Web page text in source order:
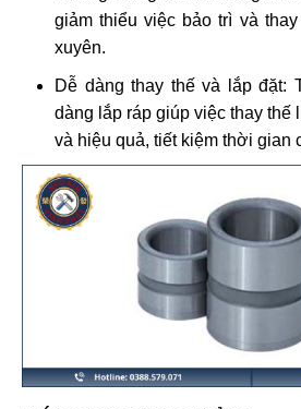
giảm thiểu việc bảo trì và
xuyên.
Dễ dàng thay thế và lắp đặt:
dàng lắp ráp giúp việc thay thế
và hiệu quả, tiết kiệm thời gian